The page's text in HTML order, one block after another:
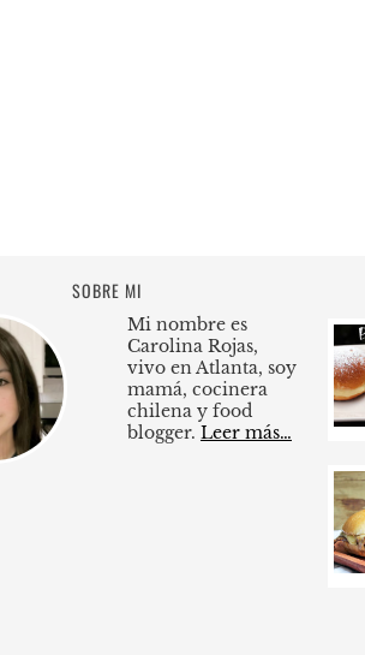
SOBRE MI
Mi nombre es
Carolina Rojas,
vivo en Atlanta, soy
mamá, cocinera
chilena y food
blogger. Leer más…